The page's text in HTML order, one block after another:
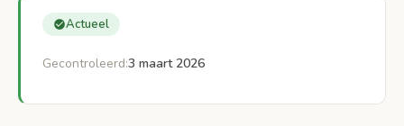
Actueel
Gecontroleerd:3 maart 2026